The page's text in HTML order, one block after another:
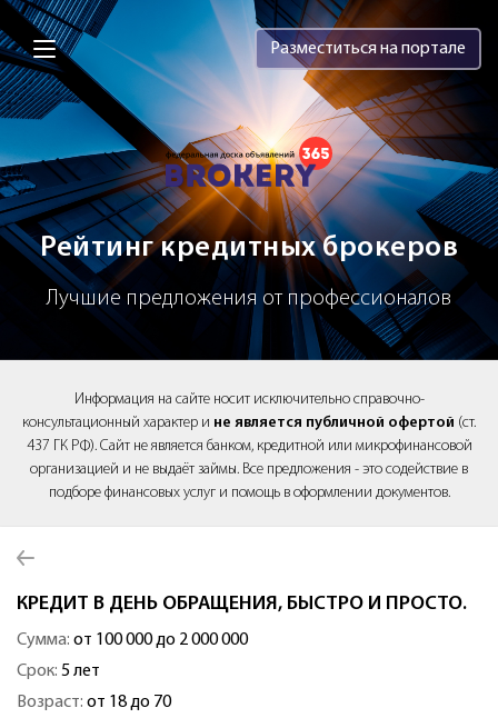
Brokery365 - Рейтинг кредитных
Разместиться на портале
Рейтинг кредитных брокеров
Лучшие предложения от профессионалов
Информация на сайте носит исключительно справочно-
консультационный характер и не является публичной офертой (ст.
437 ГК РФ). Сайт не является банком, кредитной или микрофинансовой
организацией и не выдаёт займы. Все предложения - это содействие в
подборе финансовых услуг и помощь в оформлении документов.
КРЕДИТ В ДЕНЬ ОБРАЩЕНИЯ, БЫСТРО И ПРОСТО.
Сумма: от 100 000 до 2 000 000
Срок: 5 лет
Возраст: от 18 до 70